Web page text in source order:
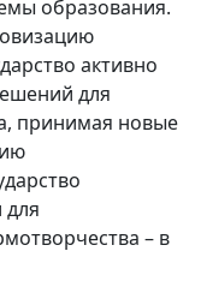
образования.
активно
для
принимая новые
для
– в